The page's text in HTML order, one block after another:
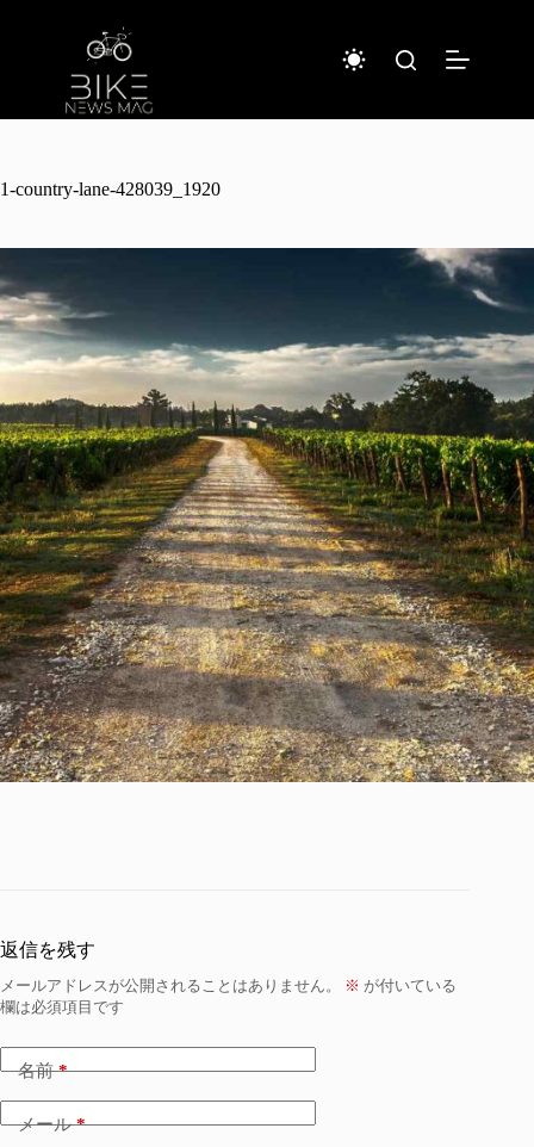
キ
1-country-lane-428039_1920
返信を残す
メールアドレスが公開されることはありません。 ※ が付いている
欄は必須項目です
名前*
メール*